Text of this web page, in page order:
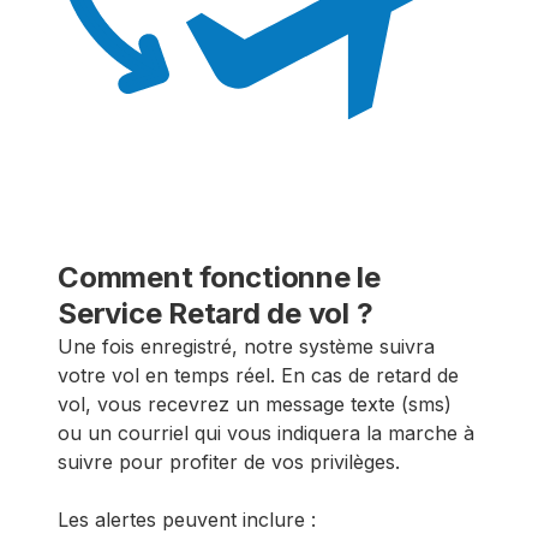
Comment fonctionne le
Service Retard de vol ?
Une fois enregistré, notre système suivra
votre vol en temps réel. En cas de retard de
vol, vous recevrez un message texte (sms)
ou un courriel qui vous indiquera la marche à
suivre pour profiter de vos privilèges.
Les alertes peuvent inclure :